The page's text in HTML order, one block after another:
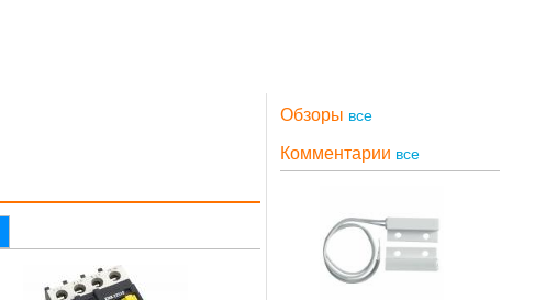
Обзоры все
Комментарии все